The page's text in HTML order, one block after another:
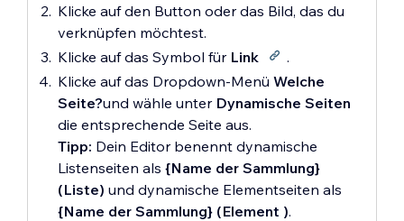
Klicke auf den Button oder das Bild, das du
verknüpfen möchtest.
Klicke auf das Symbol für Link
.
Klicke auf das Dropdown-Menü Welche
Seite?und wähle unter Dynamische Seiten
die entsprechende Seite aus.
Tipp: Dein Editor benennt dynamische
Listenseiten als {Name der Sammlung}
(Liste) und dynamische Elementseiten als
{Name der Sammlung} (Element ).